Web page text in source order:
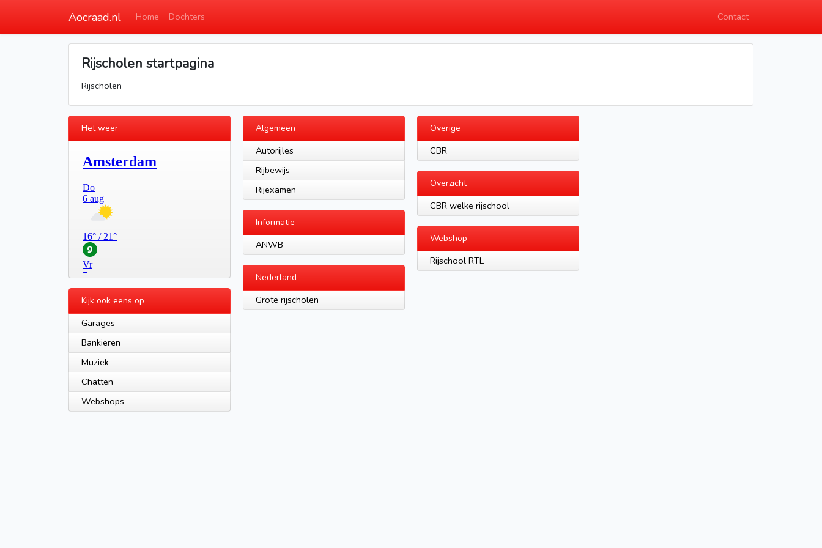
Aocraad.nl Home Dochters Contact
Rijscholen startpagina
Rijscholen
Het weer
Kijk ook eens op
Garages
Bankieren
Muziek
Chatten
Webshops
Algemeen
Autorijles
Rijbewijs
Rijexamen
Informatie
ANWB
Nederland
Grote rijscholen
Overige
CBR
Overzicht
CBR welke rijschool
Webshop
Rijschool RTL